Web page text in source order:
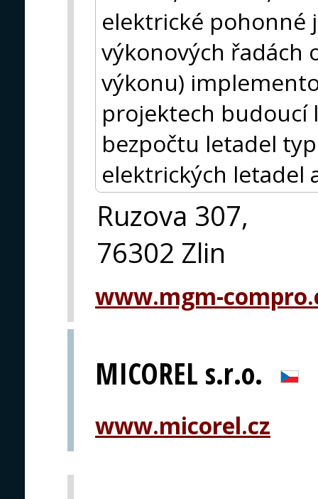
elektrické pohonné
výkonových řadách
výkonu)
projektech budoucí
bezpočtu letadel
elektrických letadel
Ruzova 307,
76302 Zlin
www.mgm-
MICOREL s.r.o.
www.micorel.cz